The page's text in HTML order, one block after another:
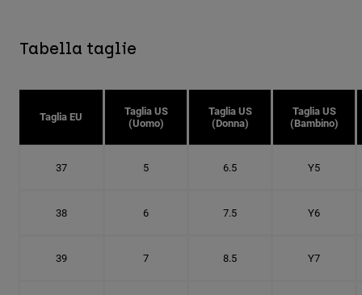
Tabella taglie
Taglia EU
Taglia US
(Uomo)
Taglia US
(Donna)
Taglia US
(Bambino)
37 5 6.5 Y5
38 6 7.5 Y6
39 7 8.5 Y7